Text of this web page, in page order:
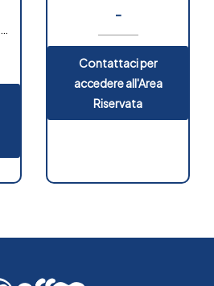
-
Contattaci per
accedere all'Area
Riservata